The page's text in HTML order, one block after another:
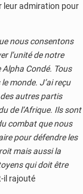
leur admiration pour
nous consentons
l’unité de notre
Condé. Tous
monde. J’ai reçu
autres partis
de l’Afrique. Ils sont
combat que nous
pour défendre les
mais aussi la
qui doit être
il rajouté